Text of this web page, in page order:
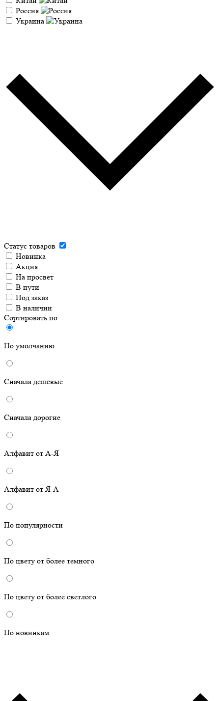
Россия
Украина
Статус товаров
Новинка
Акция
На просвет
В пути
Под заказ
В наличии
Сортировать по
По умолчанию
Сначала дешевые
Сначала дорогие
Алфавит от А-Я
Алфавит от Я-А
По популярности
По цвету от более темного
По цвету от более светлого
По новинкам